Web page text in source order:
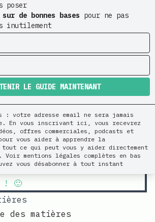
Apprendre la programmation
nouveau ici, vous voudrez
mon livre qui
les 7 erreurs à éviter
en programmation
télécharger le guide
! 🙂
des matières
poser
sur de bonnes bases pour ne pas
inutilement
LE GUIDE MAINTENANT
: votre adresse email ne sera jamais
En vous inscrivant ici, vous recevrez
offres commerciales, podcasts et
vous aider à apprendre la
tout ce qui peut vous y aider directement
Voir mentions légales complètes en bas
vous désabonner à tout instant